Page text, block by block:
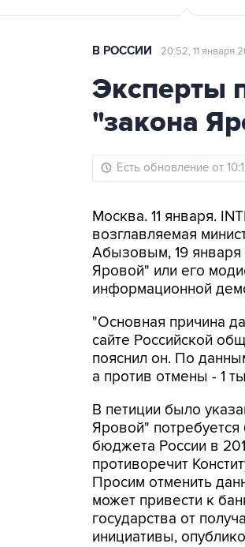
В РОССИИ 20:52, 11 января
Эксперты
"закона
Есть обновление от
Москва. 11 января.
возглавляемая
Абызовым, 19 января
Яровой" или его
информационной
"Основная причина
сайте Российской
пояснил он. По
а против отмены - 1
В петиции было
Яровой"
бюджета России в
противоречит
Просим отменить
может привести к
государства от
инициативы,